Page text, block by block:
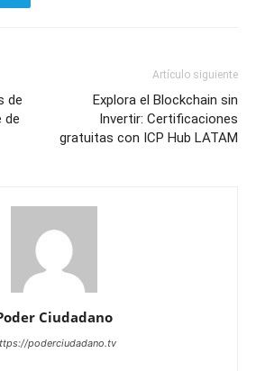
de
de
Artículo siguiente
Explora el Blockchain sin
Invertir: Certificaciones
gratuitas con ICP Hub LATAM
Ciudadano
poderciudadano.tv